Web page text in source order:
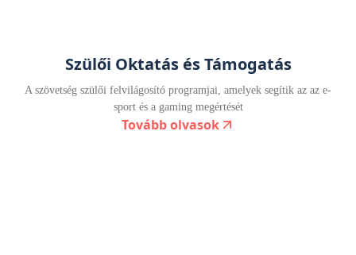
Szülői Oktatás és Támogatás
A szövetség szülői felvilágosító programjai, amelyek segítik az az e-
sport és a gaming megértését
Tovább olvasok